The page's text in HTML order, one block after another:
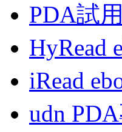
PDA試
HyRead
iRead
udn PDA